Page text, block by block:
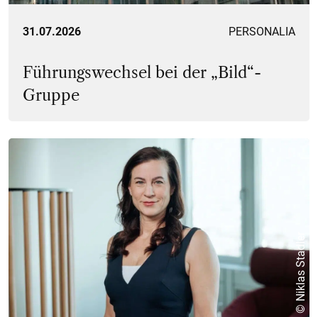
31.07.2026 PERSONALIA
Führungswechsel bei der „Bild“-
Gruppe
© Niklas Stadler